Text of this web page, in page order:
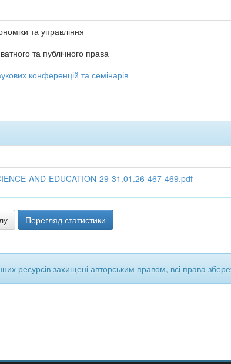
та управління
та публічного права
конференцій та семінарів
AND-EDUCATION-29-31.01.26-467-469.pdf
Перегляд статистики
ресурсів захищені авторським правом, всі права